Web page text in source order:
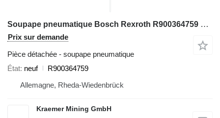
Soupape pneumatique Bosch Rexroth R900364759 pour excavateur
Prix sur demande
Pièce détachée - soupape pneumatique
État neuf
R900364759
Allemagne, Rheda-Wiedenbrück
Kraemer Mining GmbH